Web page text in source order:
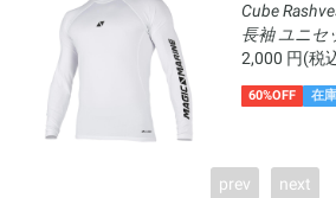
Cube
長袖 ユニセ
2,000 円(税
60%OFF 在
prev next